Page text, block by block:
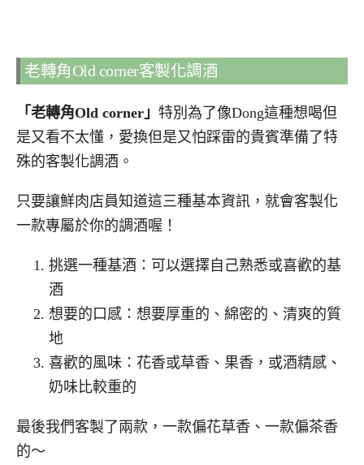
老轉角Old corner客製化調酒
「老轉角Old corner」 特別為了像Dong這種想喝但
是又看不太懂，愛換但是又怕踩雷的貴賓準備了特
殊的客製化調酒。
只要讓鮮肉店員知道這三種基本資訊，就會客製化
一款專屬於你的調酒喔！
挑選一種基酒：可以選擇自己熟悉或喜歡的基
酒
想要的口感：想要厚重的、綿密的、清爽的質
地
喜歡的風味：花香或草香、果香，或酒精感、
奶味比較重的
最後我們客製了兩款，一款偏花草香、一款偏茶香
的～